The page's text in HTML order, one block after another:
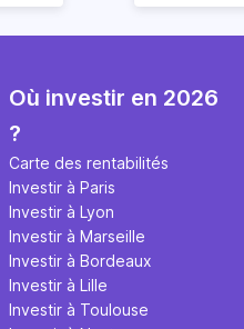
cou aux
bien
ou encore
maximiser
Où investir en 2026
?
Carte des rentabilités
Investir à Paris
Investir à Lyon
Investir à Marseille
Investir à Bordeaux
Investir à Lille
Investir à Toulouse